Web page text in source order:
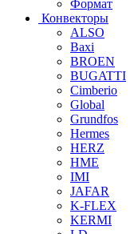
Формат
Конвекторы
ALSO
Baxi
BROEN
BUGATTI
Cimberio
Global
Grundfos
Hermes
HERZ
HME
IMI
JAFAR
K-FLEX
KERMI